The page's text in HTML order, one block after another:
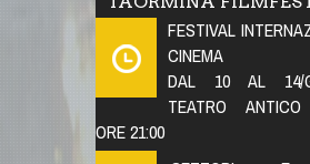
FESTIVAL
CINEMA
DAL 10 AL 14/
TEATRO
ORE 21:00